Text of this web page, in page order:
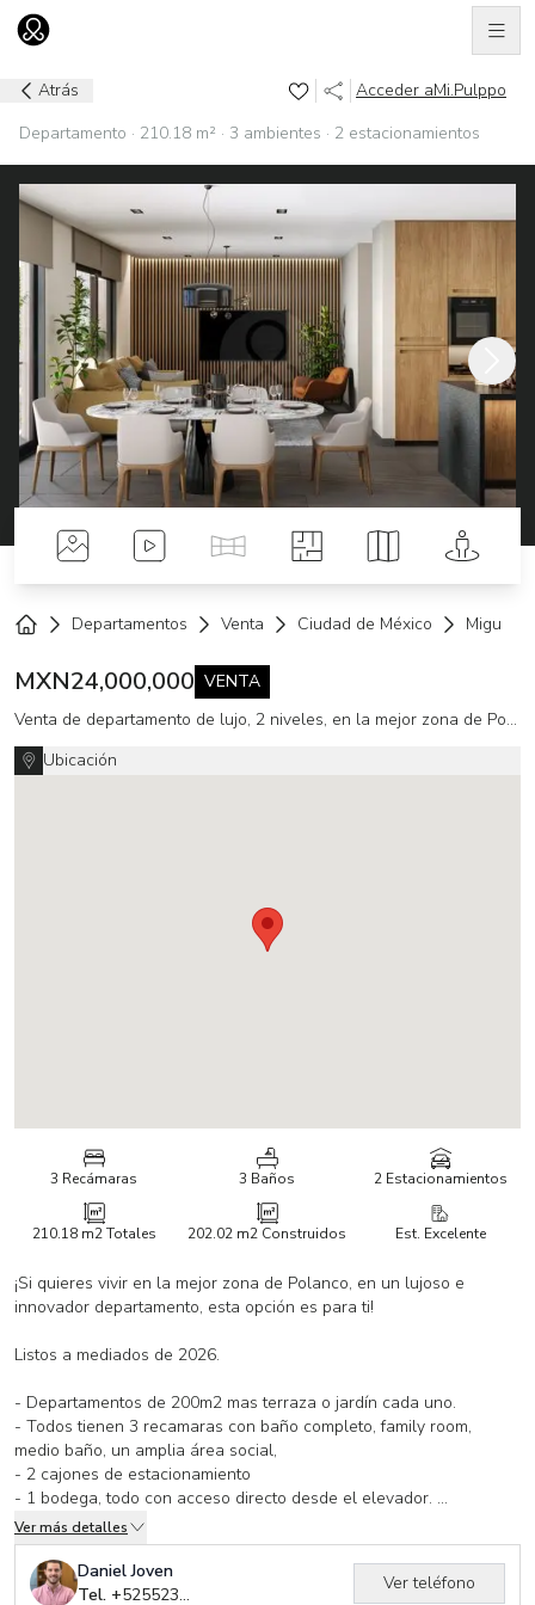
Ir al home
Atrás Acceder aMi.Pulppo
Departamento · 210.18 m² · 3 ambientes · 2 estacionamientos
Fotos Videos Tour VirtualPlanos Mapa Street
Departamentos Venta Ciudad de México Miguel
MXN24,000,000 VENTA
Venta de departamento de lujo, 2 niveles, en la mejor zona de Polanco
Ubicación
3 Recámaras 3 Baños 2 Estacionamientos
210.18 m2Totales 202.02 m2 Construidos Est. Excelente
¡Si quieres vivir en la mejor zona de Polanco, en un lujoso e
innovador departamento, esta opción es para ti!
Listos a mediados de 2026.
- Departamentos de 200m2 mas terraza o jardín cada uno.
- Todos tienen 3 recamaras con baño completo, family room,
medio baño, un amplia área social,
- 2 cajones de estacionamiento
- 1 bodega, todo con acceso directo desde el elevador.
Este departamento tiene un amplio balcón de 8.16 m2, además de
la gran estancia sala-comedor, cuarto de lavado, cuarto de
servicio con baño completo (O estudio/4ta recamara) y family
Ver más detalles
Daniel Joven
Tel. +525523383315
Ver teléfono